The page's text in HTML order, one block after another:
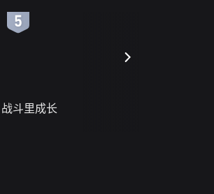
战斗里成长